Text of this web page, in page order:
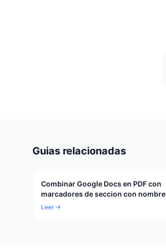
Guias relacionadas
Combinar Google Docs en PDF con
marcadores de seccion con nombre
Leer →